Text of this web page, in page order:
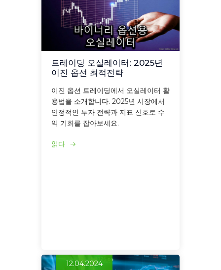
트레이딩 오실레이터: 2025년
이진 옵션 최적전략
이진 옵션 트레이딩에서 오실레이터 활
용법을 소개합니다. 2025년 시장에서
안정적인 투자 전략과 지표 신호로 수
익 기회를 잡아보세요.
읽다
12.04.2024